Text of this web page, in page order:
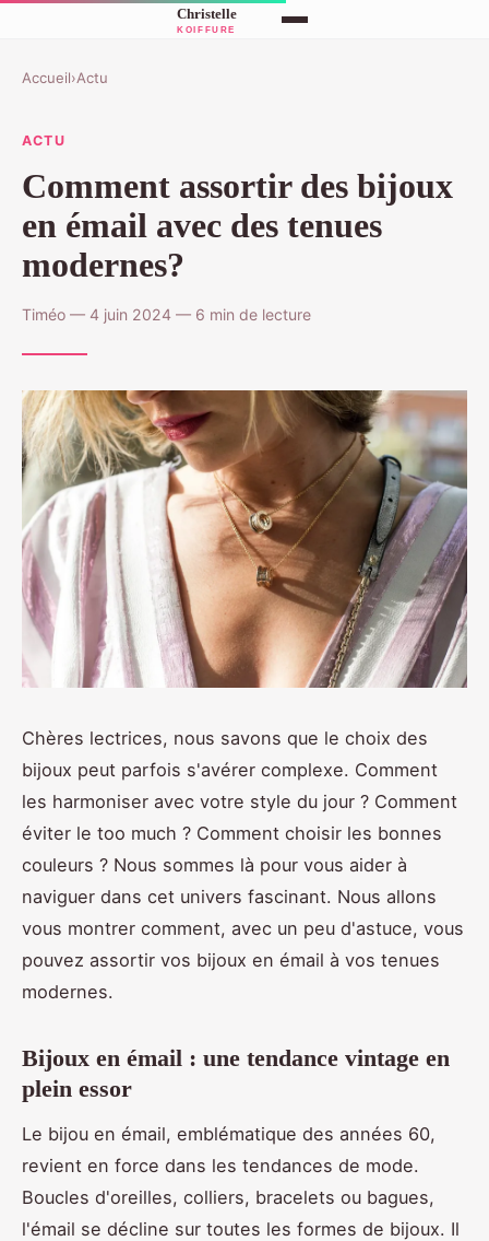
Accueil›Actu
ACTU
Comment assortir des bijoux
en émail avec des tenues
modernes?
Timéo — 4 juin 2024 — 6 min de lecture
Chères lectrices, nous savons que le choix des
bijoux peut parfois s'avérer complexe. Comment
les harmoniser avec votre style du jour ? Comment
éviter le too much ? Comment choisir les bonnes
couleurs ? Nous sommes là pour vous aider à
naviguer dans cet univers fascinant. Nous allons
vous montrer comment, avec un peu d'astuce, vous
pouvez assortir vos bijoux en émail à vos tenues
modernes.
Bijoux en émail : une tendance vintage en
plein essor
Le bijou en émail, emblématique des années 60,
revient en force dans les tendances de mode.
Boucles d'oreilles, colliers, bracelets ou bagues,
l'émail se décline sur toutes les formes de bijoux. Il